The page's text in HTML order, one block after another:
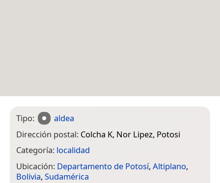
Tipo:
aldea
Dirección postal: Colcha K, Nor Lipez, Potosi
Categoría: localidad
Ubicación: Departamento de Potosí, Altiplano,
Bolivia, Sudamérica